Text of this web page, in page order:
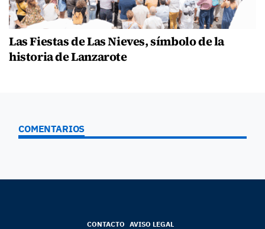
Las Fiestas de Las Nieves, símbolo de la
historia de Lanzarote
COMENTARIOS
CONTACTO AVISO LEGAL